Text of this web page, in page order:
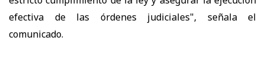
efectiva de las órdenes judiciales", señala el
comunicado.